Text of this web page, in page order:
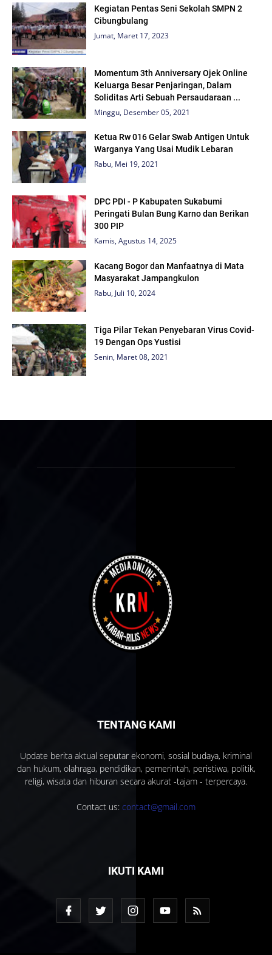
Kegiatan Pentas Seni Sekolah SMPN 2
Cibungbulang
Jumat, Maret 17, 2023
Momentum 3th Anniversary Ojek Online
Keluarga Besar Penjaringan, Dalam
Soliditas Arti Sebuah Persaudaraan ...
Minggu, Desember 05, 2021
Ketua Rw 016 Gelar Swab Antigen Untuk
Warganya Yang Usai Mudik Lebaran
Rabu, Mei 19, 2021
DPC PDI - P Kabupaten Sukabumi
Peringati Bulan Bung Karno dan Berikan
300 PIP
Kamis, Agustus 14, 2025
Kacang Bogor dan Manfaatnya di Mata
Masyarakat Jampangkulon
Rabu, Juli 10, 2024
Tiga Pilar Tekan Penyebaran Virus Covid-
19 Dengan Ops Yustisi
Senin, Maret 08, 2021
TENTANG KAMI
Update berita aktual seputar ekonomi, sosial budaya, kriminal
dan hukum, olahraga, pendidikan, pemerintah, peristiwa, politik,
religi, wisata dan hiburan secara akurat -tajam - terpercaya.
Contact us: contact@gmail.com
IKUTI KAMI